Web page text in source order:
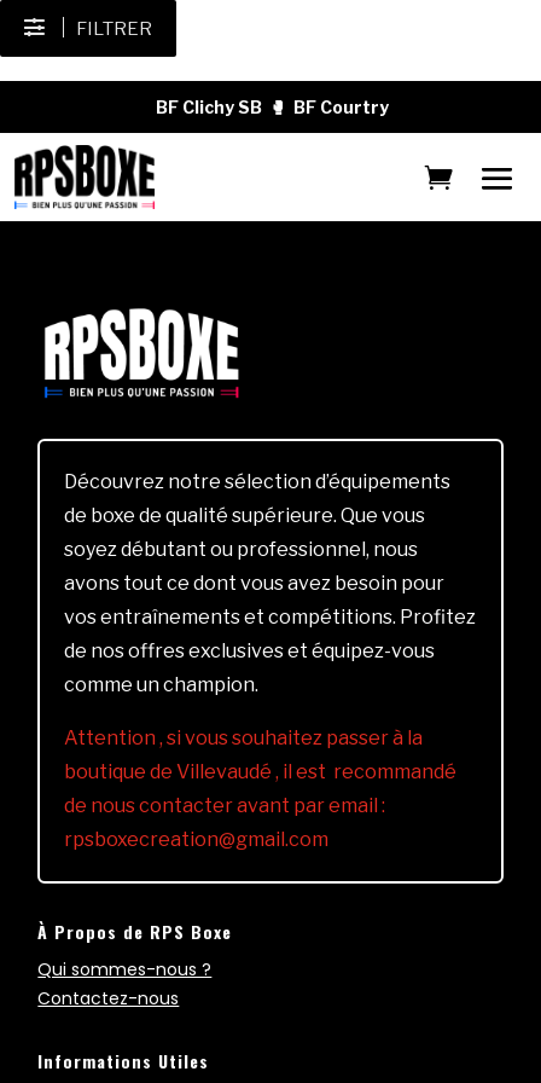
FILTRER
BF Clichy SB 🥊 BF Courtry
Découvrez notre sélection d’équipements
de boxe de qualité supérieure. Que vous
soyez débutant ou professionnel, nous
avons tout ce dont vous avez besoin pour
vos entraînements et compétitions. Profitez
de nos offres exclusives et équipez-vous
comme un champion.
Attention , si vous souhaitez passer à la
boutique de Villevaudé , il est recommandé
de nous contacter avant par email :
rpsboxecreation@gmail.com
À Propos de RPS Boxe
Qui sommes-nous ?
Contactez-nous
Informations Utiles